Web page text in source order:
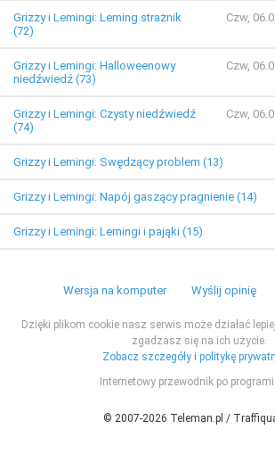
Grizzy i Lemingi: Leming strażnik
(72)
Czw,
Grizzy i Lemingi: Halloweenowy
niedźwiedź (73)
Czw,
Grizzy i Lemingi: Czysty niedźwiedź
(74)
Czw,
Grizzy i Lemingi: Swędzący problem (13)
Grizzy i Lemingi: Napój gaszący pragnienie (14)
Grizzy i Lemingi: Lemingi i pająki (15)
Wersja na komputer Wyślij opinię
Dzięki plikom cookie nasz serwis może działać
zgadzasz się na ich użycie.
Zobacz szczegóły i politykę
Internetowy przewodnik po
© 2007-2026 Teleman.pl /